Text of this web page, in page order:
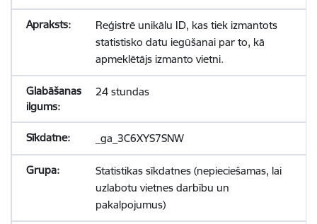
Reģistrē unikālu ID, kas tiek izmantots
statistisko datu iegūšanai par to, kā
apmeklētājs izmanto vietni.
24 stundas
_ga_3C6XYS7SNW
Statistikas sīkdatnes (nepieciešamas, lai
uzlabotu vietnes darbību un
pakalpojumus)